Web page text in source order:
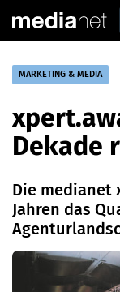
MARKETING & MEDIA
Dekade
Die medianet
Jahren das